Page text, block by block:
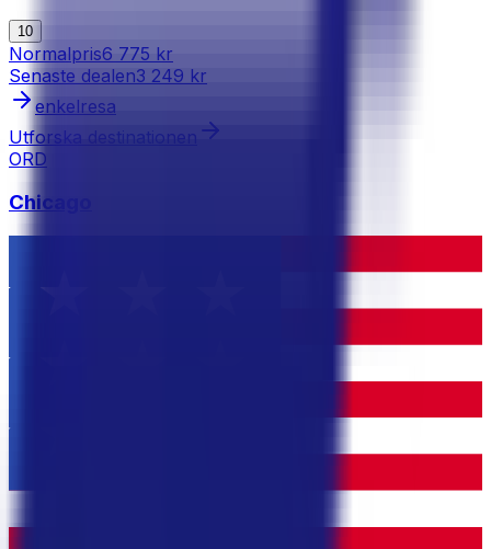
10
Normalpris6 775 kr
Senaste dealen3 249 kr
enkelresa
Utforska destinationen
ORD
Chicago